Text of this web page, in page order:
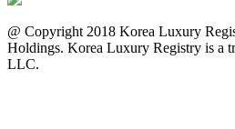
@ Copyright 2018 Korea Luxury
Holdings. Korea Luxury Registry is a
LLC.​